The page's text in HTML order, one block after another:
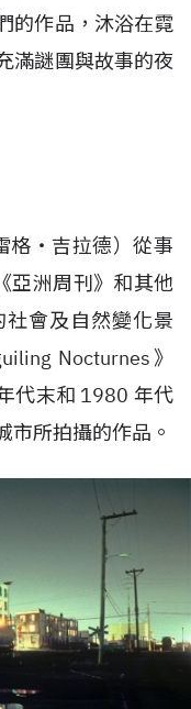
的作品，沐浴在霓
滿謎團與故事的夜
格・吉拉德）從事
亞洲周刊》和其他
會及自然變化景
Nocturnes》
代末和 1980 年代
市所拍攝的作品。